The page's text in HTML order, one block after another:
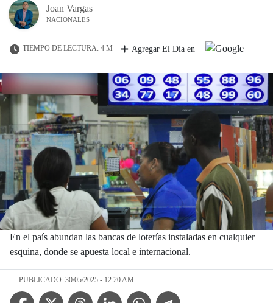
Joan Vargas
NACIONALES
TIEMPO DE LECTURA: 4 M Agregar El Día en
En el país abundan las bancas de loterías instaladas en cualquier
esquina, donde se apuesta local e internacional.
PUBLICADO: 30/05/2025 - 12:20 AM
Facebook IconTwitter IconThreads IconLinkedin IconWhatsApp IconTelegram Icon